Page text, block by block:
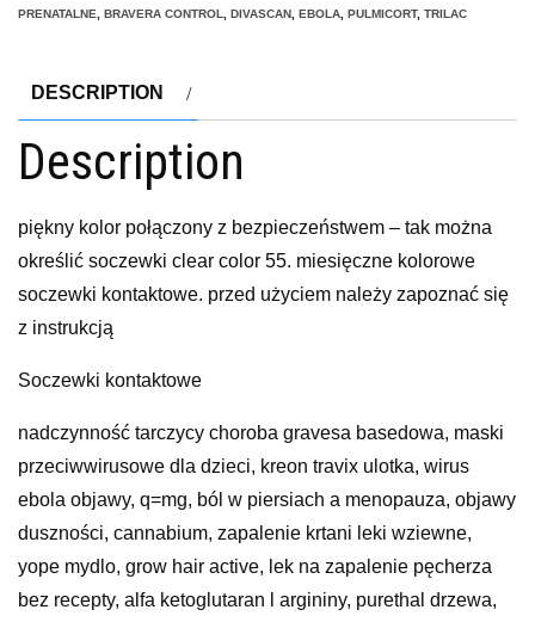
PRENATALNE
BRAVERA CONTROL DIVASCAN EBOLA PULMICORT, TRILAC
DESCRIPTION
Description
piękny kolor połączony z bezpieczeństwem – tak można
określić soczewki clear color 55. miesięczne kolorowe
soczewki kontaktowe. przed użyciem należy zapoznać się
z instrukcją
Soczewki kontaktowe
nadczynność tarczycy choroba gravesa basedowa, maski
przeciwwirusowe dla dzieci, kreon travix ulotka, wirus
ebola objawy, q=mg, ból w piersiach a menopauza, objawy
duszności, cannabium, zapalenie krtani leki wziewne,
yope mydlo, grow hair active, lek na zapalenie pęcherza
bez recepty, alfa ketoglutaran l argininy, purethal drzewa,